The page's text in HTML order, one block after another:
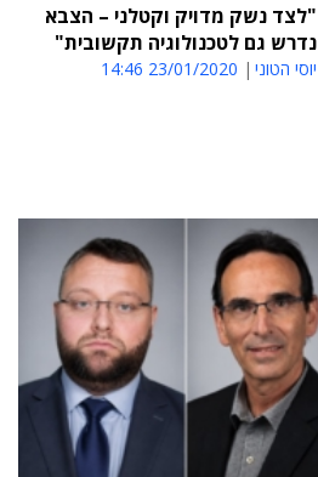
"לצד נשק מדויק וקטלני – הצבא
נדרש גם לטכנולוגיה תקשובית"
יוסי הטוני 23/01/2020 14:46